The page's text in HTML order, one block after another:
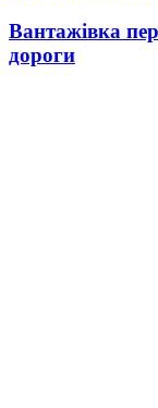
Вантажівка
дороги